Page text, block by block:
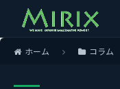
ホーム コラム